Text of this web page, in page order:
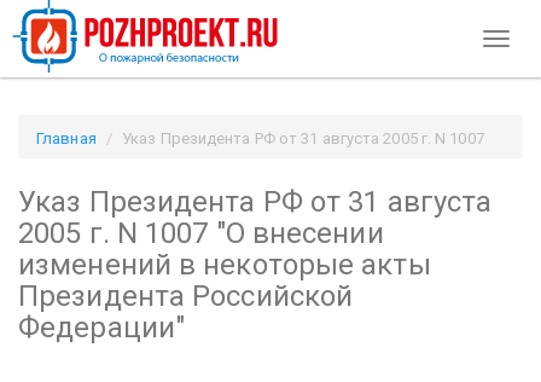
Главная
Указ Президента РФ от 31 августа 2005 г. N 1007
Российской Федерации" / Pozhproekt.ru
Указ Президента РФ от 31 августа
2005 г. N 1007 "О внесении
изменений в некоторые акты
Президента Российской
Федерации"